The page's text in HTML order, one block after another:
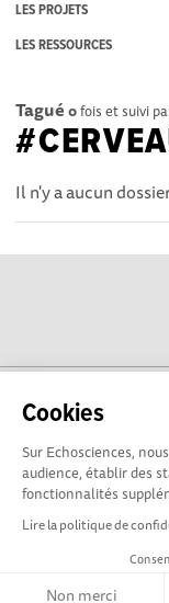
Cookies
Sur Echosciences,
audience, établir des
fonctionnalités
Lire la politique de
Non merci
LES PROJETS
LES RESSOURCES
Tagué 0fois et suivi
Il n'y a aucun
Explorer,
est le réseau social
technologies du
Mentions légales|
Ligne éditoriale